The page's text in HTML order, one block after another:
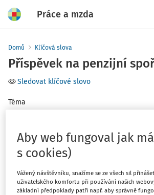
Práce a mzda
Domů Klíčová slova
Příspěvek na penzijní
Sledovat klíčové slovo
Téma
Filtr
Počet vyhledaných dokumentů:1
Aby web fungoval jak
s cookies)
Vážený návštěvníku, snažíme se ze všech sil
uživatelského komfortu při používání našich
základní předpoklady patří např. aby správně